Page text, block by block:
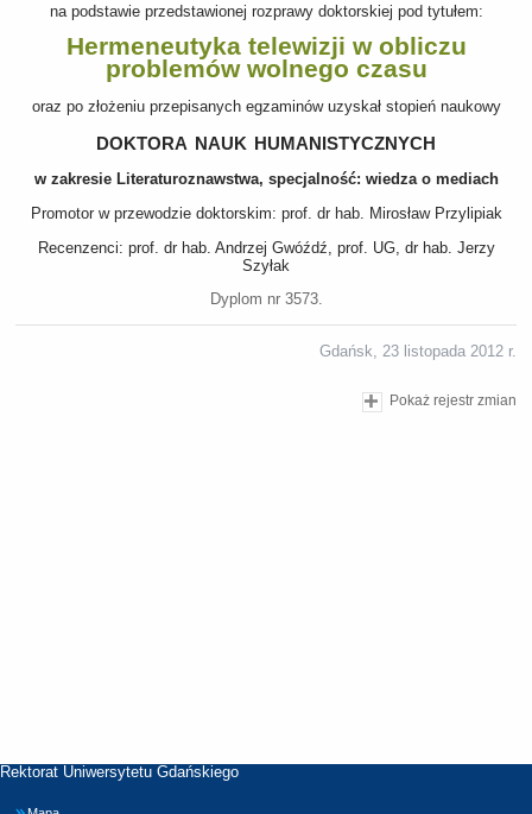
na podstawie przedstawionej rozprawy doktorskiej pod tytułem:
Hermeneutyka telewizji w obliczu
problemów wolnego czasu
oraz po złożeniu przepisanych egzaminów uzyskał stopień naukowy
doktora nauk humanistycznych
w zakresie Literaturoznawstwa, specjalność: wiedza o mediach
Promotor w przewodzie doktorskim: prof. dr hab. Mirosław Przylipiak
Recenzenci: prof. dr hab. Andrzej Gwóźdź, prof. UG, dr hab. Jerzy
Szyłak
Dyplom nr 3573.
Gdańsk, 23 listopada 2012 r.
Pokaż rejestr zmian
Rektorat Uniwersytetu Gdańskiego